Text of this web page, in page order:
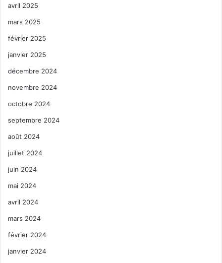
avril 2025
mars 2025
février 2025
janvier 2025
décembre 2024
novembre 2024
octobre 2024
septembre 2024
août 2024
juillet 2024
juin 2024
mai 2024
avril 2024
mars 2024
février 2024
janvier 2024